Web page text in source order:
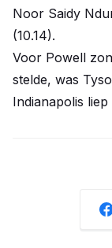
Noor Saidy
(10.14).
Voor Powell
stelde, was
Indianapolis